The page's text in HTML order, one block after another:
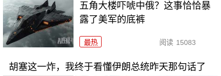
五角大楼吓唬中俄？这事恰恰暴
露了美军的底裤
最热 阅读 15083
胡塞这一炸，我终于看懂伊朗总统昨天那句话了